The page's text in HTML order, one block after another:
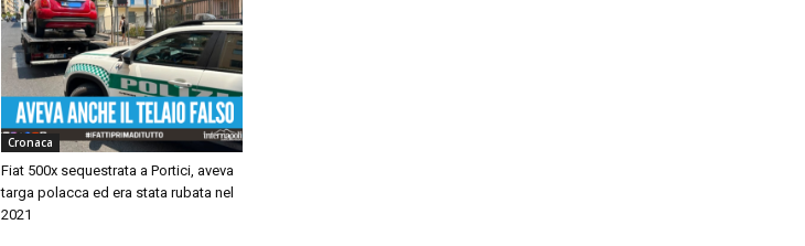
Cronaca
Fiat 500x sequestrata a Portici, aveva
targa polacca ed era stata rubata nel
2021